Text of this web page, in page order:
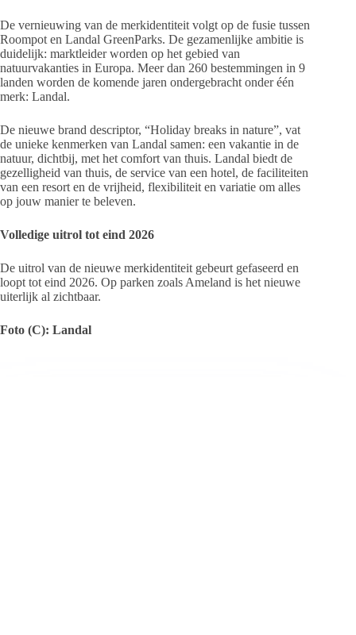
De vernieuwing van de merkidentiteit volgt op de fusie tussen
Roompot en Landal GreenParks. De gezamenlijke ambitie is
duidelijk: marktleider worden op het gebied van
natuurvakanties in Europa. Meer dan 260 bestemmingen in 9
landen worden de komende jaren ondergebracht onder één
merk: Landal.
De nieuwe brand descriptor, “Holiday breaks in nature”, vat
de unieke kenmerken van Landal samen: een vakantie in de
natuur, dichtbij, met het comfort van thuis. Landal biedt de
gezelligheid van thuis, de service van een hotel, de faciliteiten
van een resort en de vrijheid, flexibiliteit en variatie om alles
op jouw manier te beleven.
Volledige uitrol tot eind 2026
De uitrol van de nieuwe merkidentiteit gebeurt gefaseerd en
loopt tot eind 2026. Op parken zoals Ameland is het nieuwe
uiterlijk al zichtbaar.
Foto (C): Landal